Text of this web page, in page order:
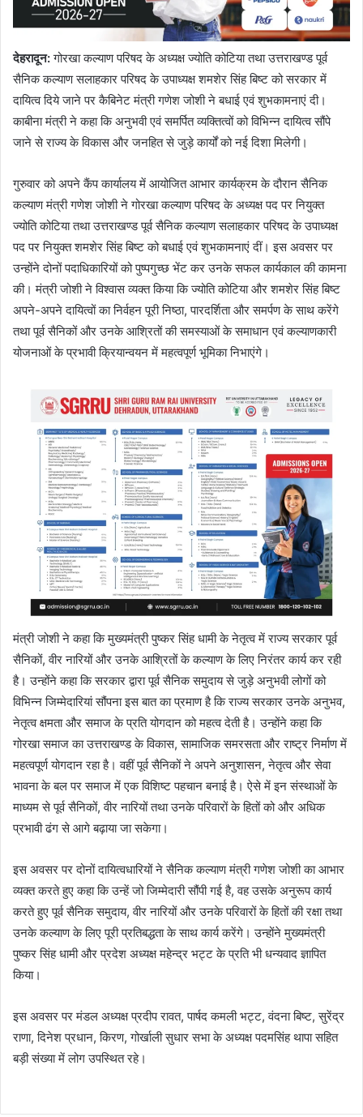
देहरादून:गोरखा कल्याण परिषद के अध्यक्ष ज्योति कोटिया तथा उत्तराखण्ड पूर्व
सैनिक कल्याण सलाहकार परिषद के उपाध्यक्ष शमशेर सिंह बिष्ट को सरकार में
दायित्व दिये जाने पर कैबिनेट मंत्री गणेश जोशी ने बधाई एवं शुभकामनाएं दी।
काबीना मंत्री ने कहा कि अनुभवी एवं समर्पित व्यक्तित्वों को विभिन्न दायित्व सौंपे
जाने से राज्य के विकास और जनहित से जुड़े कार्यों को नई दिशा मिलेगी।
गुरुवार को अपने कैंप कार्यालय में आयोजित आभार कार्यक्रम के दौरान सैनिक
कल्याण मंत्री गणेश जोशी ने गोरखा कल्याण परिषद के अध्यक्ष पद पर नियुक्त
ज्योति कोटिया तथा उत्तराखण्ड पूर्व सैनिक कल्याण सलाहकार परिषद के उपाध्यक्ष
पद पर नियुक्त शमशेर सिंह बिष्ट को बधाई एवं शुभकामनाएं दीं। इस अवसर पर
उन्होंने दोनों पदाधिकारियों को पुष्पगुच्छ भेंट कर उनके सफल कार्यकाल की कामना
की। मंत्री जोशी ने विश्वास व्यक्त किया कि ज्योति कोटिया और शमशेर सिंह बिष्ट
अपने-अपने दायित्वों का निर्वहन पूरी निष्ठा, पारदर्शिता और समर्पण के साथ करेंगे
तथा पूर्व सैनिकों और उनके आश्रितों की समस्याओं के समाधान एवं कल्याणकारी
योजनाओं के प्रभावी क्रियान्वयन में महत्वपूर्ण भूमिका निभाएंगे।
मंत्री जोशी ने कहा कि मुख्यमंत्री पुष्कर सिंह धामी के नेतृत्व में राज्य सरकार पूर्व
सैनिकों, वीर नारियों और उनके आश्रितों के कल्याण के लिए निरंतर कार्य कर रही
है। उन्होंने कहा कि सरकार द्वारा पूर्व सैनिक समुदाय से जुड़े अनुभवी लोगों को
विभिन्न जिम्मेदारियां सौंपना इस बात का प्रमाण है कि राज्य सरकार उनके अनुभव,
नेतृत्व क्षमता और समाज के प्रति योगदान को महत्व देती है। उन्होंने कहा कि
गोरखा समाज का उत्तराखण्ड के विकास, सामाजिक समरसता और राष्ट्र निर्माण में
महत्वपूर्ण योगदान रहा है। वहीं पूर्व सैनिकों ने अपने अनुशासन, नेतृत्व और सेवा
भावना के बल पर समाज में एक विशिष्ट पहचान बनाई है। ऐसे में इन संस्थाओं के
माध्यम से पूर्व सैनिकों, वीर नारियों तथा उनके परिवारों के हितों को और अधिक
प्रभावी ढंग से आगे बढ़ाया जा सकेगा।
इस अवसर पर दोनों दायित्वधारियों ने सैनिक कल्याण मंत्री गणेश जोशी का आभार
व्यक्त करते हुए कहा कि उन्हें जो जिम्मेदारी सौंपी गई है, वह उसके अनुरूप कार्य
करते हुए पूर्व सैनिक समुदाय, वीर नारियों और उनके परिवारों के हितों की रक्षा तथा
उनके कल्याण के लिए पूरी प्रतिबद्धता के साथ कार्य करेंगे। उन्होंने मुख्यमंत्री
पुष्कर सिंह धामी और प्रदेश अध्यक्ष महेन्द्र भट्ट के प्रति भी धन्यवाद ज्ञापित
किया।
इस अवसर पर मंडल अध्यक्ष प्रदीप रावत, पार्षद कमली भट्ट, वंदना बिष्ट, सुरेंद्र
राणा, दिनेश प्रधान, किरण, गोर्खाली सुधार सभा के अध्यक्ष पदमसिंह थापा सहित
बड़ी संख्या में लोग उपस्थित रहे।